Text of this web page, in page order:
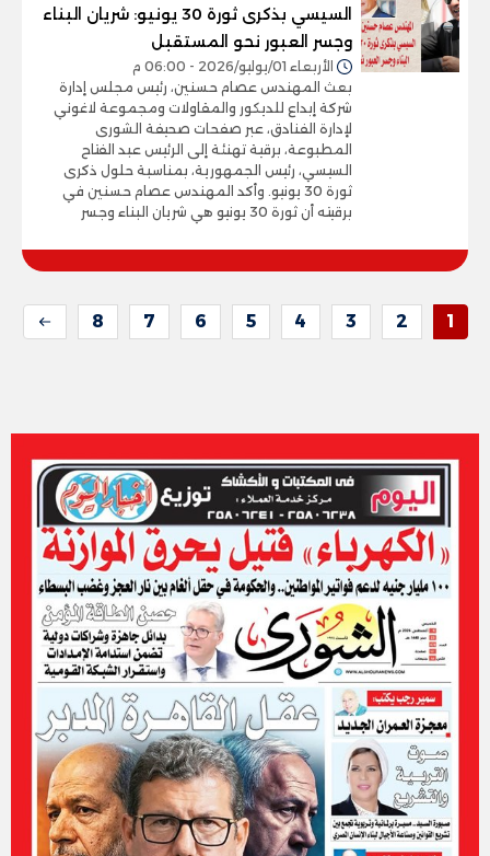
السيسي بذكرى ثورة 30 يونيو: شريان البناء
وجسر العبور نحو المستقبل
الأربعاء 01/يوليو/2026 - 06:00 م
بعث المهندس عصام حسنين، رئيس مجلس إدارة
شركة إبداع للديكور والمقاولات ومجموعة لاغوني
لإدارة الفنادق، عبر صفحات صحيفة الشورى
المطبوعة، برقية تهنئة إلى الرئيس عبد الفتاح
السيسي، رئيس الجمهورية، بمناسبة حلول ذكرى
ثورة 30 يونيو. وأكد المهندس عصام حسنين في
برقيته أن ثورة 30 يونيو هي شريان البناء وجسر
1
2
3
4
5
6
7
8